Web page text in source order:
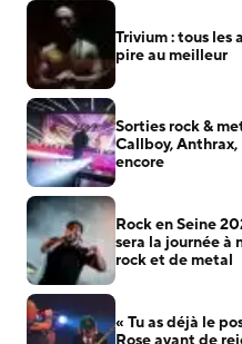
Trivium : tous les
pire au meilleur
Sorties rock &
Callboy,
encore
Rock en Seine
sera la journée à
rock et de metal
« Tu as déjà le
Rose avant de